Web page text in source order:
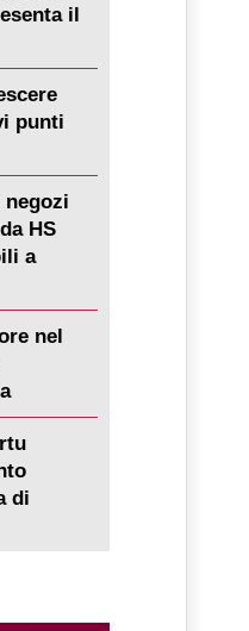
il
punti
negozi
HS
a
nel
di